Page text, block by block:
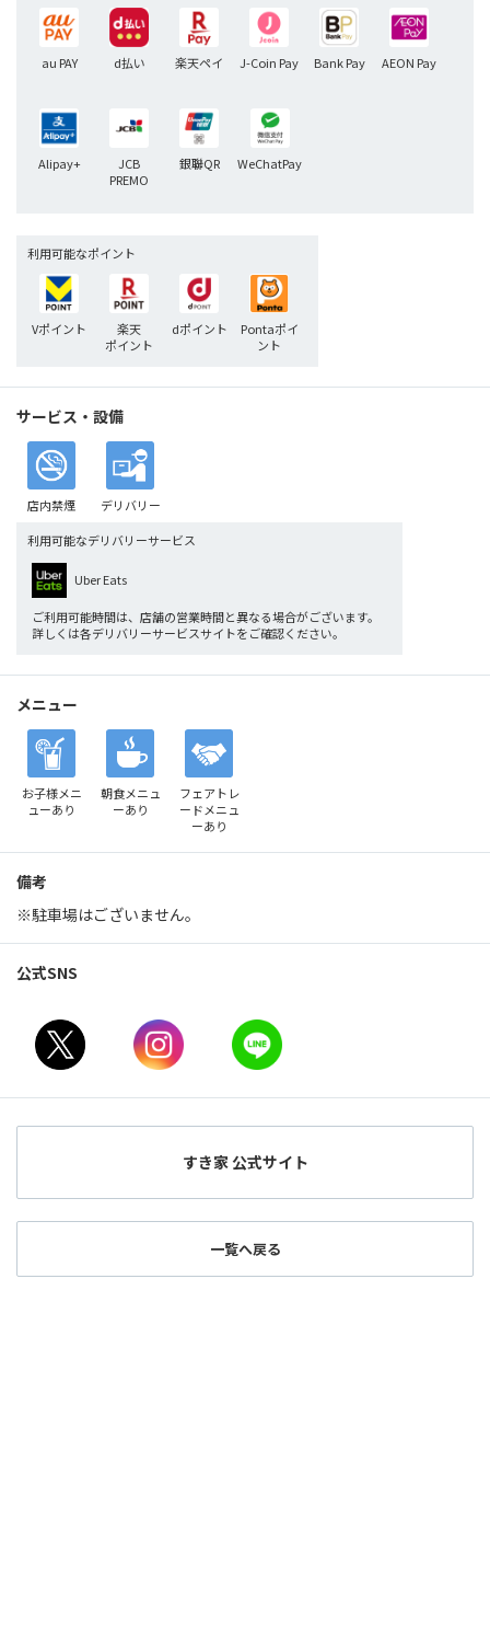
au PAY d払い 楽天ペイ J-Coin Pay Bank Pay AEON Pay
Alipay+
JCB
PREMO
銀聯QR WeChatPay
利用可能なポイント
Vポイント
楽天
ポイント
dポイント
Pontaポイ
ント
サービス・設備
店内禁煙
デリバリー
利用可能なデリバリーサービス
Uber Eats
ご利用可能時間は、店舗の営業時間と異なる場合がございます。
詳しくは各デリバリーサービスサイトをご確認ください。
メニュー
お子様メニ
ューあり
朝食メニュ
ーあり
フェアトレ
ードメニュ
ーあり
備考
※駐車場はございません。
公式SNS
すき家 公式サイト
一覧へ戻る